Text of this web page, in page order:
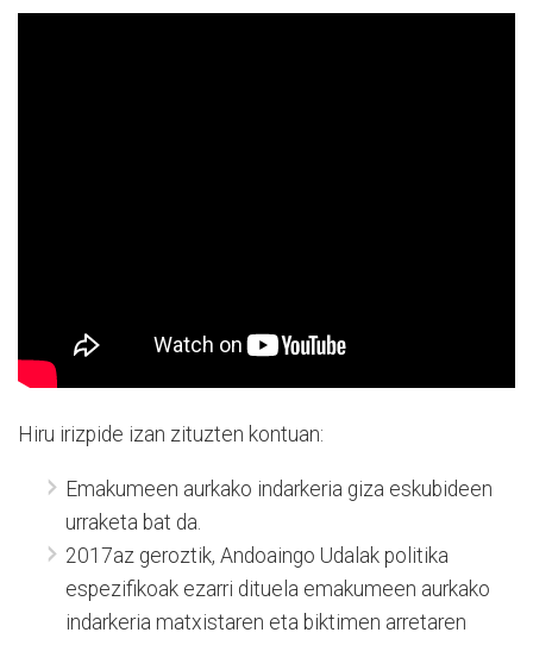
Hiru irizpide izan zituzten kontuan:
Emakumeen aurkako indarkeria giza eskubideen
urraketa bat da.
2017az geroztik, Andoaingo Udalak politika
espezifikoak ezarri dituela emakumeen aurkako
indarkeria matxistaren eta biktimen arretaren